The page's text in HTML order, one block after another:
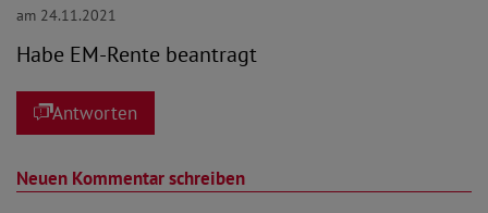
am 24.11.2021
Habe EM-Rente beantragt
Antworten
Neuen Kommentar schreiben